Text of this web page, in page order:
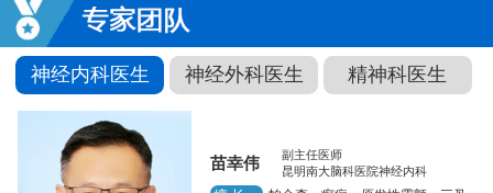
神经内科医生 神经外科医生 精神科医生
苗幸伟
副主任医师
昆明南大脑科医院神经内科